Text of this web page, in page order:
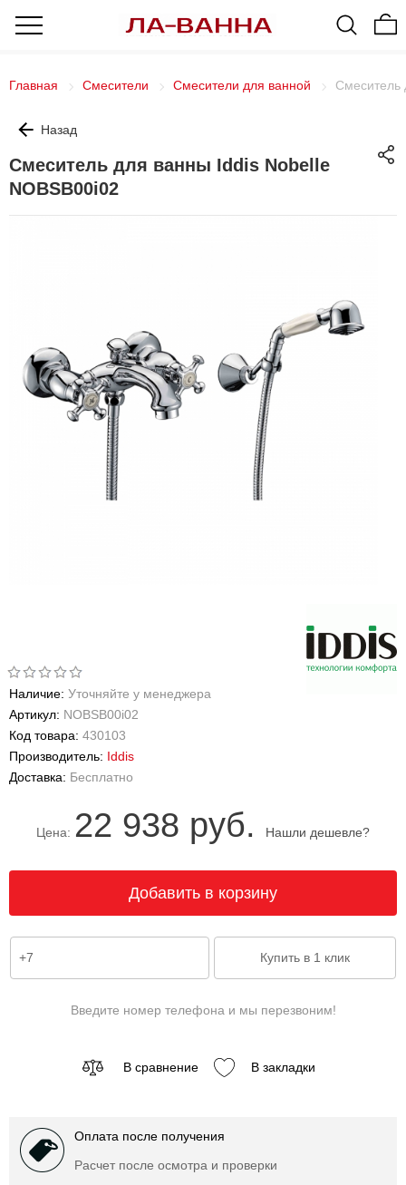
Главная Смесители Смесители для ванной Смеситель
Назад
Смеситель для ванны Iddis Nobelle
NOBSB00i02
Наличие: Уточняйте у менеджера
Артикул: NOBSB00i02
Код товара: 430103
Производитель: Iddis
Доставка: Бесплатно
Цена: 22 938 руб. Нашли дешевле?
Введите номер телефона и мы перезвоним!
В сравнение В закладки
Оплата после получения
Расчет после осмотра и проверки